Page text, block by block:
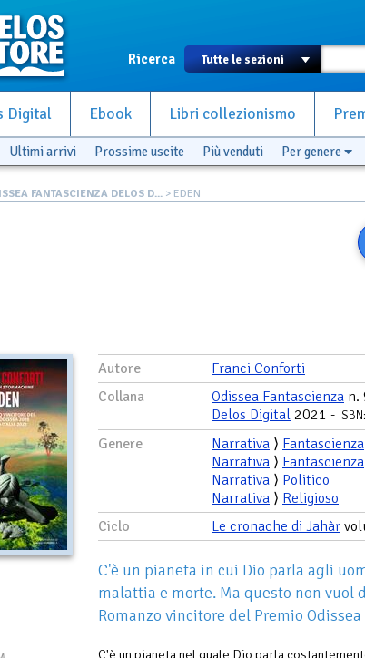
Ricerca
Digital Ebook Libri collezionismo
Ultimi arrivi Prossime uscite Più venduti Per genere
FANTASCIENZA DELOS D... > EDEN
Autore
Franci Conforti
Collana
Odissea Fantascienza n.
Delos Digital 2021 -
Genere Narrativa ⟩ Fantascienza
Narrativa ⟩ Fantascienza
Narrativa ⟩ Politico
Narrativa ⟩ Religioso
Ciclo
Le cronache di Jahàr
C'è un pianeta in cui Dio parla agli
malattia e morte. Ma questo non vuol
Romanzo vincitore del Premio Odissea
C'è un pianeta nel quale Dio parla